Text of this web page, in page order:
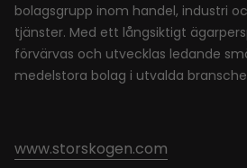
bolagsgrupp inom handel, industri
tjänster. Med ett långsiktigt
förvärvas och utvecklas ledande
medelstora bolag i utvalda
www.storskogen.com